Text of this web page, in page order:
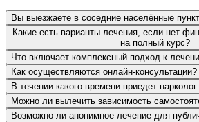
Вы выезжаете в соседние населённые
Какие есть варианты лечения, если нет
на полный курс?
Что включает комплексный подход к
Как осуществляются онлайн-консультации?
В течении какого времени приедет
Можно ли вылечить зависимость
Возможно ли анонимное лечение для